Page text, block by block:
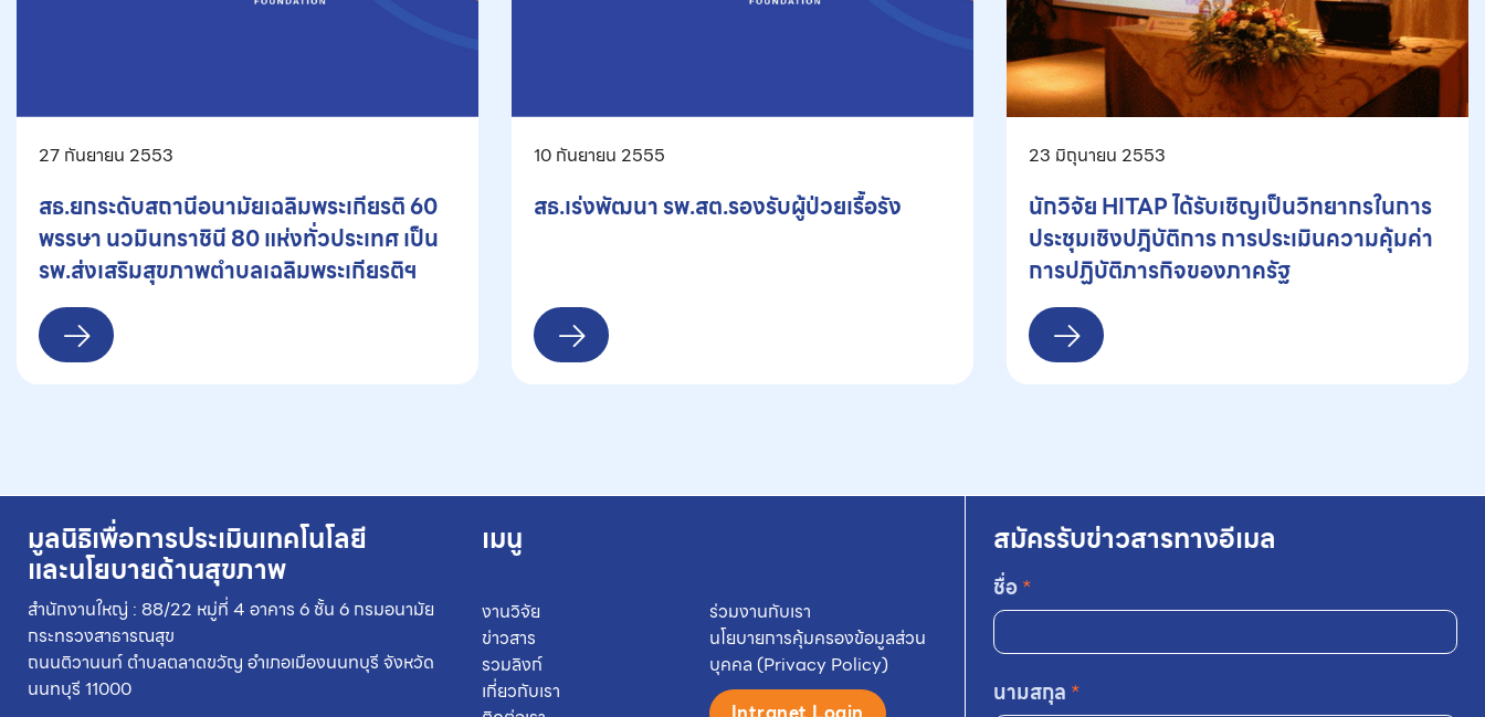
27 กันยายน 2553
สธ.ยกระดับสถานีอนามัยเฉลิมพระเกียรติ 60
พรรษา นวมินทราชินี 80 แห่งทั่วประเทศ เป็น
รพ.ส่งเสริมสุขภาพตำบลเฉลิมพระเกียรติฯ
10 กันยายน 2555
สธ.เร่งพัฒนา รพ.สต.รองรับผู้ป่วยเรื้อรัง
23 มิถุนายน 2553
นักวิจัย HITAP ได้รับเชิญเป็นวิทยากรในการ
ประชุมเชิงปฎิบัติการ การประเมินความคุ้มค่า
การปฏิบัติภารกิจของภาครัฐ
มูลนิธิเพื่อการประเมินเทคโนโลยี
และนโยบายด้านสุขภาพ
สำนักงานใหญ่ : 88/22 หมู่ที่ 4 อาคาร 6 ชั้น 6 กรมอนามัย
กระทรวงสาธารณสุข
ถนนติวานนท์ ตำบลตลาดขวัญ อำเภอเมืองนนทบุรี จังหวัด
นนทบุรี 11000
เมนู
งานวิจัย
ข่าวสาร
รวมลิงก์
เกี่ยวกับเรา
ร่วมงานกับเรา
นโยบายการคุ้มครองข้อมูลส่วน
บุคคล (Privacy Policy)
สมัครรับข่าวสารทางอีเมล
ชื่อ*
นามสกุล *